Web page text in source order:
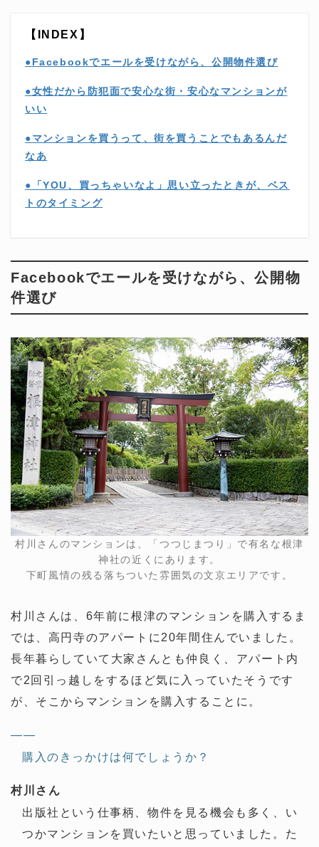
【INDEX】
●Facebookでエールを受けながら、公開物件選び
●女性だから防犯面で安心な街・安心なマンションが
いい
●マンションを買うって、街を買うことでもあるんだ
なあ
●「YOU、買っちゃいなよ」思い立ったときが、ベス
トのタイミング
Facebookでエールを受けながら、公開物
件選び
村川さんのマンションは、「つつじまつり」で有名な根津
神社の近くにあります。
下町風情の残る落ちついた雰囲気の文京エリアです。
村川さんは、6年前に根津のマンションを購入するま
では、高円寺のアパートに20年間住んでいました。
長年暮らしていて大家さんとも仲良く、アパート内
で2回引っ越しをするほど気に入っていたそうです
が、そこからマンションを購入することに。
——
購入のきっかけは何でしょうか？
村川さん
出版社という仕事柄、物件を見る機会も多く、い
つかマンションを買いたいと思っていました。た